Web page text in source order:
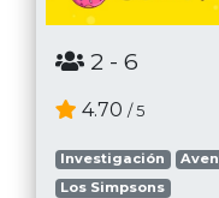
2 - 6
4.70 / 5
Investigación
Los Simpsons